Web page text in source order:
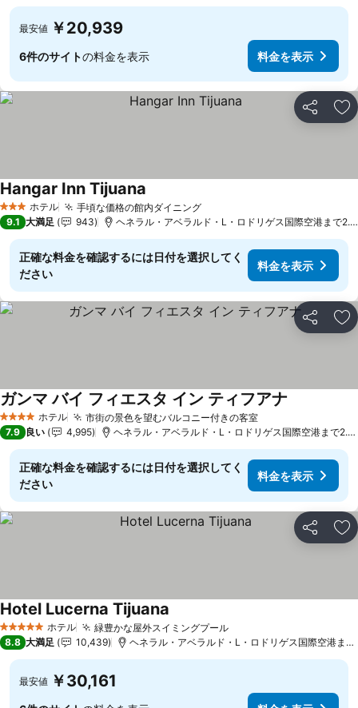
最安値 ￥20,939
6件のサイトの料金を表示 料金を表示
シェア お
3 ホテルのランク
ホテル 手頃な価格の館内ダイニング料金を表示
Hangar Inn Tijuana
9.1 大満足 943 ヘネラル・アベラルド・L・ロドリゲス国際空港まで
正確な料金を確認するには日付を選択してく
ださい
料金を表示
シェア お
4 ホテルのランク
ホテル 市街の景色を望むバルコニー付きの客室料金を表示
ガンマ バイ フィエスタ イン ティフアナ
7.9 良い 4,995 ヘネラル・アベラルド・L・ロドリゲス国際空港まで2.6
正確な料金を確認するには日付を選択してく
ださい
料金を表示
シェア お
5 ホテルのランク
ホテル 緑豊かな屋外スイミングプール料金を表示
Hotel Lucerna Tijuana
8.8 大満足 10,439 ヘネラル・アベラルド・L・ロドリゲス国際空港ま
最安値 ￥30,161